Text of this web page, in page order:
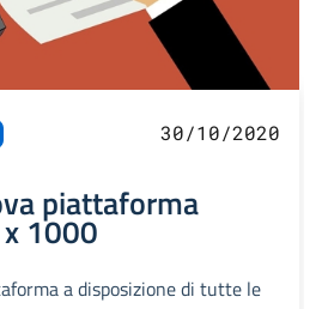
30/10/2020
piattaforma
1000
a disposizione di tutte le